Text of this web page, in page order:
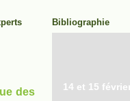
Bibliographie
des
14 et 15